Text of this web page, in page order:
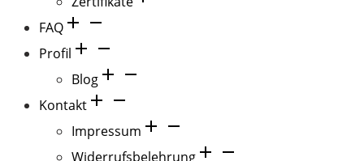
FAQ
Profil
Blog
Kontakt
Impressum
Widerrufsbelehrung